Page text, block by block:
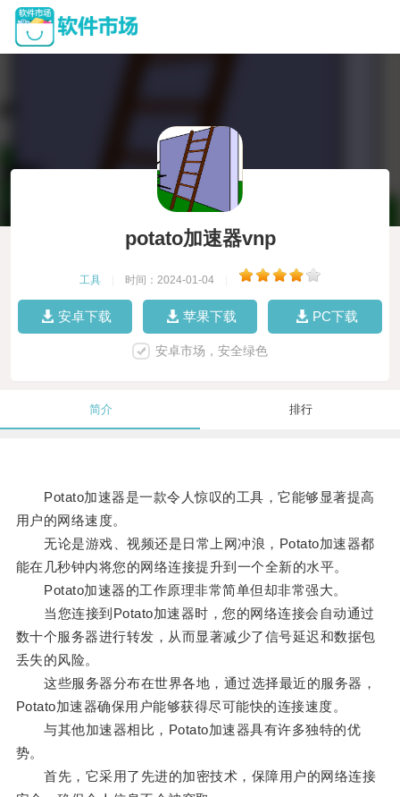
potato加速器vnp
工具 时间：2024-01-04
安卓下载 苹果下载 PC下载
安卓市场，安全绿色
简介 排行
Potato加速器是一款令人惊叹的工具，它能够显著提高
用户的网络速度。
无论是游戏、视频还是日常上网冲浪，Potato加速器都
能在几秒钟内将您的网络连接提升到一个全新的水平。
Potato加速器的工作原理非常简单但却非常强大。
当您连接到Potato加速器时，您的网络连接会自动通过
数十个服务器进行转发，从而显著减少了信号延迟和数据包
丢失的风险。
这些服务器分布在世界各地，通过选择最近的服务器，
Potato加速器确保用户能够获得尽可能快的连接速度。
与其他加速器相比，Potato加速器具有许多独特的优
势。
首先，它采用了先进的加密技术，保障用户的网络连接